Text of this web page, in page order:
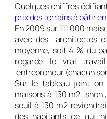
Quelques chiffres
prix des terrains à bâtir
En 2009 sur 111 000
avec des architectes
moyenne, soit 4 % du
regarde le vrai
entrepreneur (chacun
Sur le tableau joint on
maisons à 130 m2 shon
seuil à 130 m2
des habitants ce qui